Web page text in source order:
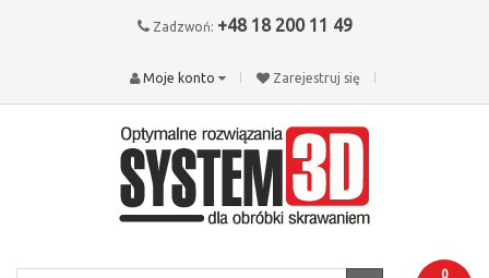
Zadzwoń: +48 18 200 11 49
Zarejestruj się
Moje konto
0